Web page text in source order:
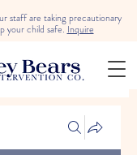
staff are taking precautionary
your child safe.Inquire